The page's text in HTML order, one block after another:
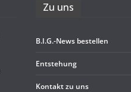
Zu uns
B.I.G.-News bestel­len
Ent­ste­hung
Kon­takt zu uns